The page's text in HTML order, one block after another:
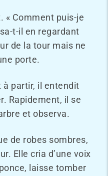
« Comment puis-je
t-il en regardant
de la tour mais ne
porte.
à partir, il entendit
Rapidement, il se
et observa.
de robes sombres,
Elle cria d’une voix
laisse tomber